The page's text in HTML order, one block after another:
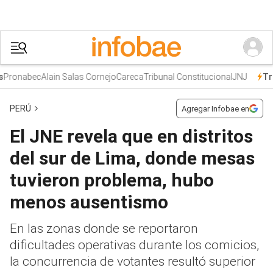
Alain Salas CornejoCarecaTribunal ConstitucionalJNJ
PERÚ Agregar Infobae en
El JNE revela que en distritos
del sur de Lima, donde mesas
tuvieron problema, hubo
menos ausentismo
En las zonas donde se reportaron
dificultades operativas durante los comicios,
la concurrencia de votantes resultó superior